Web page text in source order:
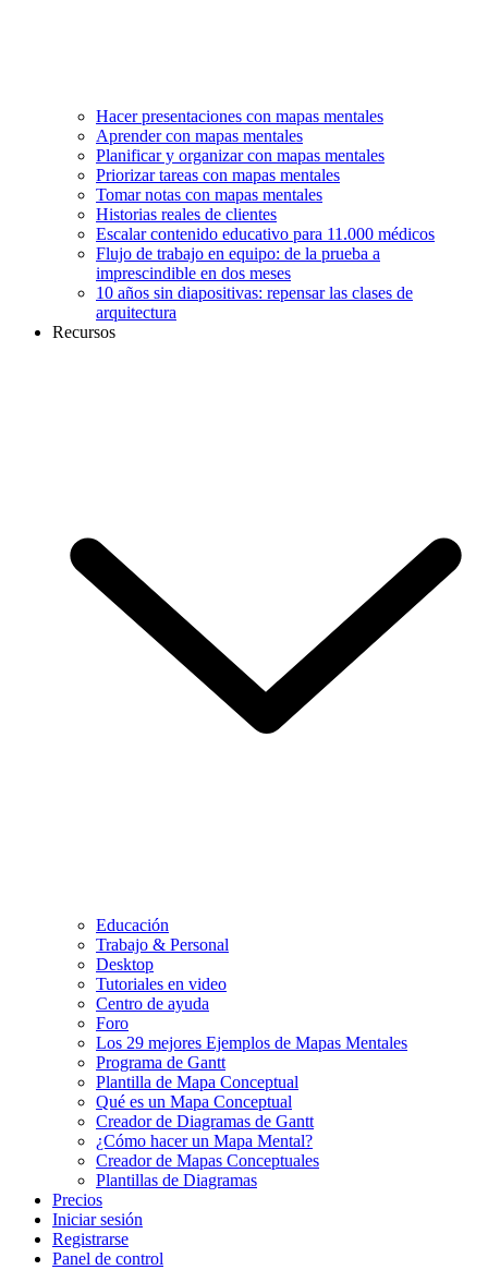
Hacer presentaciones con mapas mentales
Aprender con mapas mentales
Planificar y organizar con mapas mentales
Priorizar tareas con mapas mentales
Tomar notas con mapas mentales
Historias reales de clientes
Escalar contenido educativo para 11.000 médicos
Flujo de trabajo en equipo: de la prueba a
imprescindible en dos meses
10 años sin diapositivas: repensar las clases de
arquitectura
Recursos
Educación
Trabajo & Personal
Desktop
Tutoriales en video
Centro de ayuda
Foro
Los 29 mejores Ejemplos de Mapas Mentales
Programa de Gantt
Plantilla de Mapa Conceptual
Qué es un Mapa Conceptual
Creador de Diagramas de Gantt
¿Cómo hacer un Mapa Mental?
Creador de Mapas Conceptuales
Plantillas de Diagramas
Precios
Iniciar sesión
Registrarse
Panel de control